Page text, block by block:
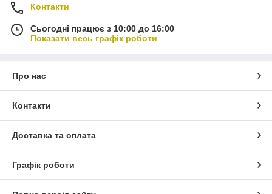
Контакти
Сьогодні працює з 10:00 до 16:00
Показати весь графік роботи
Про нас
Контакти
Доставка та оплата
Графік роботи